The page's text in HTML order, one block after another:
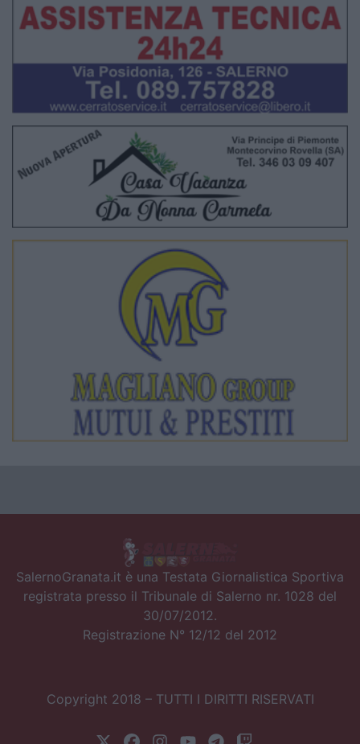
SalernoGranata.it è una Testata Giornalistica Sportiva
registrata presso il Tribunale di Salerno nr. 1028 del
30/07/2012.
Registrazione N° 12/12 del 2012
Copyright 2018 – TUTTI I DIRITTI RISERVATI